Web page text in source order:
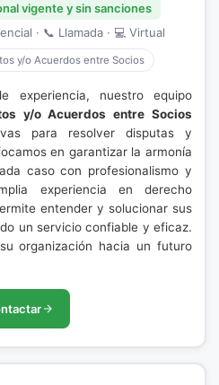
vigente y sin sanciones
· 📞 Llamada · 💻 Virtual
y/o Acuerdos entre Socios
nuestro equipo
y/o Acuerdos entre Socios
para resolver disputas y
en garantizar la armonía
caso con profesionalismo y
experiencia en derecho
entender y solucionar sus
un servicio confiable y eficaz.
organización hacia un futuro